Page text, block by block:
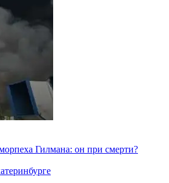
Гилмана: он при смерти?